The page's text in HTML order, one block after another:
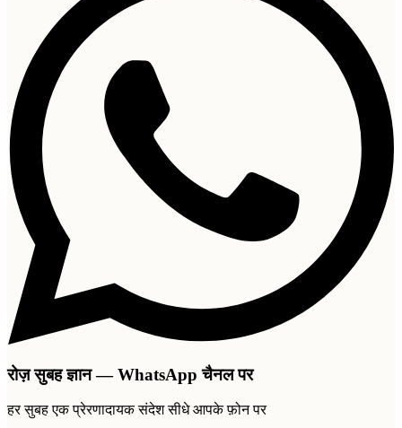
रोज़ सुबह ज्ञान — WhatsApp चैनल पर
हर सुबह एक प्रेरणादायक संदेश सीधे आपके फ़ोन पर